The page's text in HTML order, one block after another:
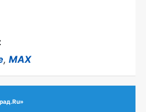
, MAX